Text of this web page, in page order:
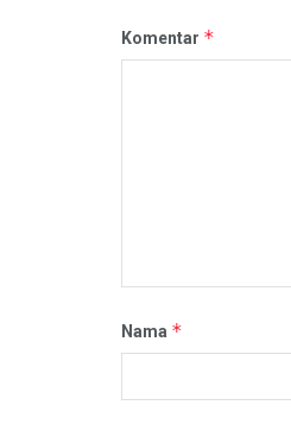
Komentar *
Nama *